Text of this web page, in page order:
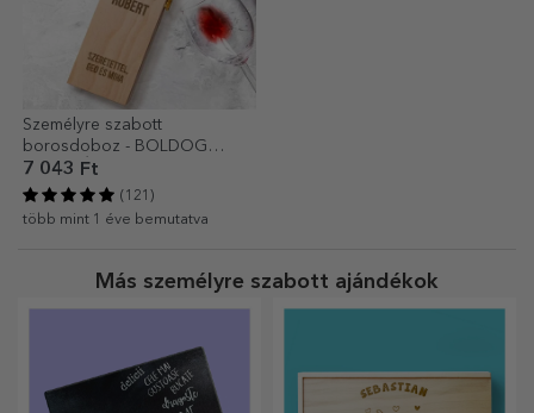
Személyre szabott
borosdoboz - BOLDOG
SZÜLETÉSNAPOT
7 043 Ft
(121)
több mint 1 éve bemutatva
Más személyre szabott ajándékok